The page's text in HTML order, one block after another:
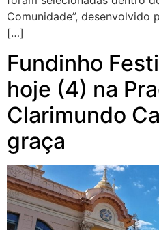
Comunidade”, desenvolvido
[…]
Fundinho
hoje (4) na
Clarimundo
graça